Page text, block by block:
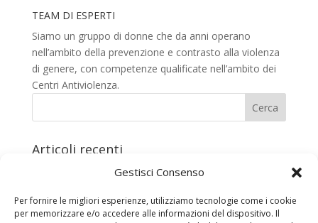
Gestisci Consenso
Per fornire le migliori esperienze, utilizziamo tecnologie come i cookie
per memorizzare e/o accedere alle informazioni del dispositivo. Il
TEAM DI ESPERTI
Siamo un gruppo di donne che da anni operano
nell’ambito della prevenzione e contrasto alla violenza
di genere, con competenze qualificate nell’ambito dei
Centri Antiviolenza.
Articoli recenti
16-19 Luglio presso il Cartoon Club & RiminiComix
Torneo di Burraco Solidale